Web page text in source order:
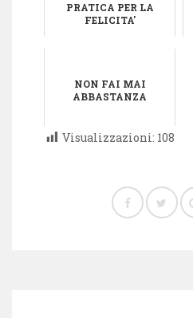
PRATICA PER LA
FELICITA'
NON FAI MAI
ABBASTANZA
Visualizzazioni: 108